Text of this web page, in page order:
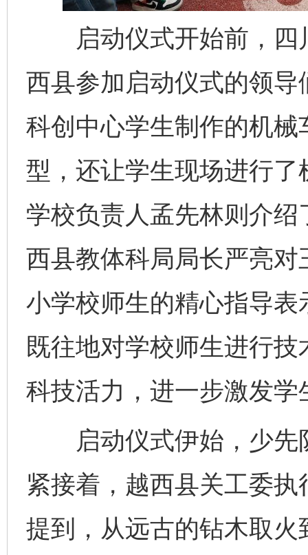
启动仪式开始前，四
西县参加启动仪式的领
科创中心学生制作的机
型，还让学生现场进行
学校负责人孟先林则介
西县教体科局局长严亮
小学校师生的精心指导
既往地对学校师生进行
科技活力，进一步激发学
启动仪式伊始，少先
紧接着，越西县关工委
提到，从远古的钻木取